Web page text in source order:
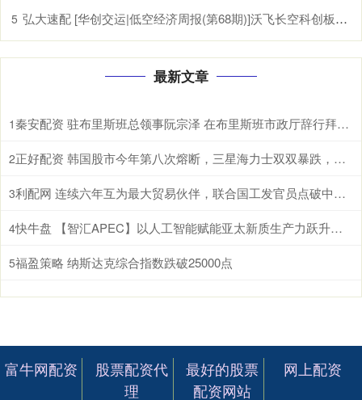
5 弘大速配 [华创交运|低空经济周报(第68期)]沃飞长空科创板上市辅导已备案, 头部eVTOL企业正加速获市场认可
最新文章
1 秦安配资 驻布里斯班总领事阮宗泽 在布里斯班市政厅辞行拜会市长施林纳。施林纳市
2 正好配资 韩国股市今年第八次熔断，三星海力士双双暴跌，AI泡沫开始破了？ 根据
3 利配网 连续六年互为最大贸易伙伴，联合国工发官员点破中国东盟合作密码 据新华
4 快牛盘 【智汇APEC】以人工智能赋能亚太新质生产力跃升和包容性增长
5福盈策略 纳斯达克综合指数跌破25000点
富牛网配资
股票配资代
理
最好的股票
配资网站
网上配资